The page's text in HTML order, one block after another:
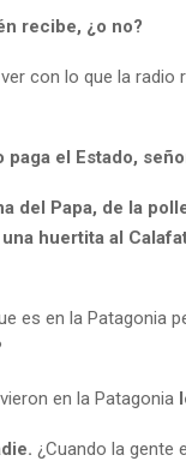
recibe, ¿o no?
con lo que la
el Estado,
del Papa, de la
huertita al
es en la Patagonia
en la Patagonia
¿Cuando la gente